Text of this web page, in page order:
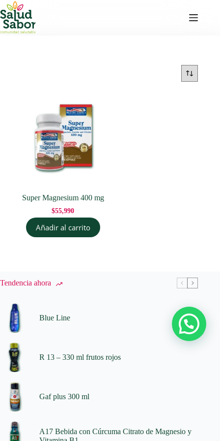
Saltar
al
contenido
Super Magnesium 400 mg
$55,990
Añadir al carrito
Tendencia ahora
Blue Line
R 13 – 330 ml frutos rojos
Gaf plus 300 ml
A17 Bebida con Cúrcuma Citrato de Magnesio y